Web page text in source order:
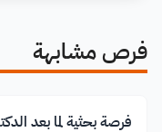
فرص مشابهة